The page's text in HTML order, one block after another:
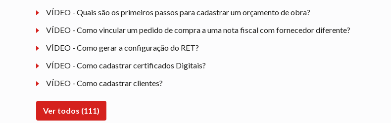
VÍDEO - Quais são os primeiros passos para cadastrar um orçamento de obra?
VÍDEO - Como vincular um pedido de compra a uma nota fiscal com fornecedor diferente?
VÍDEO - Como gerar a configuração do RET?
VÍDEO - Como cadastrar certificados Digitais?
VÍDEO - Como cadastrar clientes?
Ver todos (111)